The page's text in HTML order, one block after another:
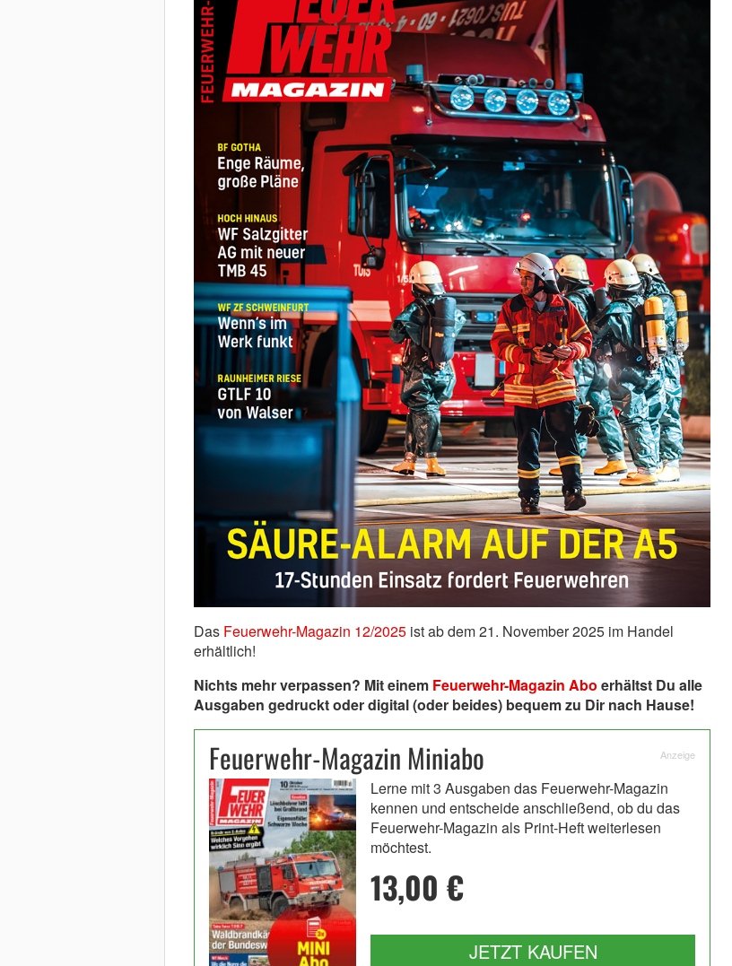
Das Feuerwehr-Magazin 12/2025ist ab dem 21. November 2025 im Handel
erhältlich!
Nichts mehr verpassen? Mit einem Feuerwehr-Magazin Abo erhältst Du alle
Ausgaben gedruckt oder digital (oder beides) bequem zu Dir nach Hause!
Feuerwehr-Magazin Miniabo Anzeige
Lerne mit 3 Ausgaben das Feuerwehr-Magazin
kennen und entscheide anschließend, ob du das
Feuerwehr-Magazin als Print-Heft weiterlesen
möchtest.
13,00 €
JETZT KAUFEN